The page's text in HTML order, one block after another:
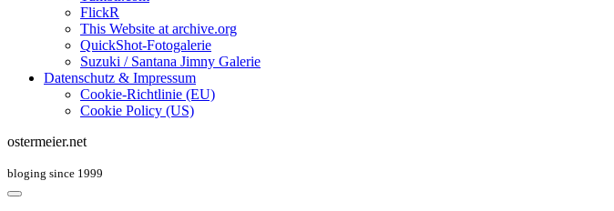
FlickR
This Website at archive.org
QuickShot-Fotogalerie
Suzuki / Santana Jimny Galerie
Datenschutz & Impressum
Cookie-Richtlinie (EU)
Cookie Policy (US)
ostermeier.net
bloging since 1999